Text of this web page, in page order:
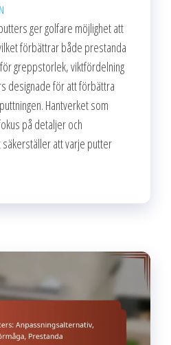
ger golfare möjlighet att
förbättrar både prestanda
greppstorlek, viktfördelning
designade för att förbättra
Hantverket som
på detaljer och
säkerställer att varje putter